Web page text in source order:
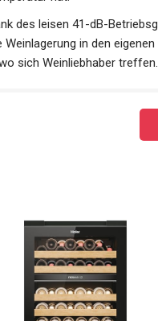
des leisen 41-dB-
in den
sich Weinliebhaber treffen.